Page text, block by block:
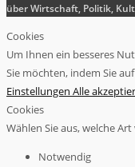
über Wirtschaft, Politik,
Cookies
Um Ihnen ein besseres
Sie möchten, indem Sie
Einstellungen Alle
Cookies
Wählen Sie aus, welche
Notwendig